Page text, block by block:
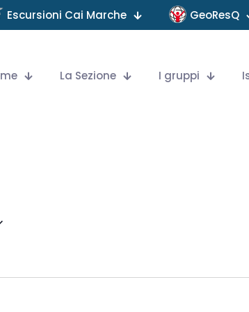
Escursioni Cai Marche GeoResQ
La Sezione I gruppi